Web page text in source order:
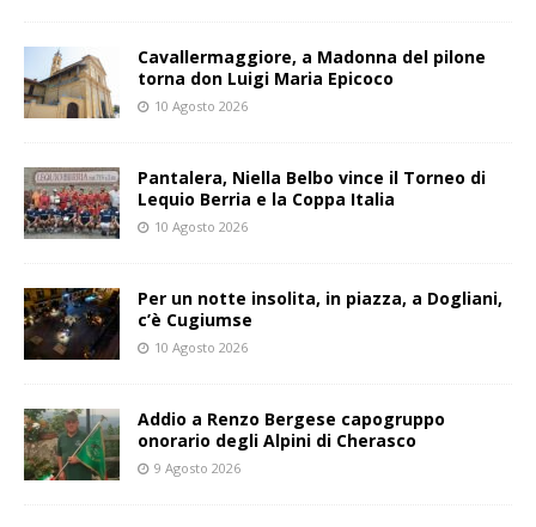
Cavallermaggiore, a Madonna del pilone
torna don Luigi Maria Epicoco
10 Agosto 2026
Pantalera, Niella Belbo vince il Torneo di
Lequio Berria e la Coppa Italia
10 Agosto 2026
Per un notte insolita, in piazza, a Dogliani,
c’è Cugiumse
10 Agosto 2026
Addio a Renzo Bergese capogruppo
onorario degli Alpini di Cherasco
9 Agosto 2026